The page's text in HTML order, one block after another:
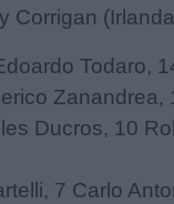
Corrigan
Todaro,
Zanandrea,
Ducros, 10
7 Carlo